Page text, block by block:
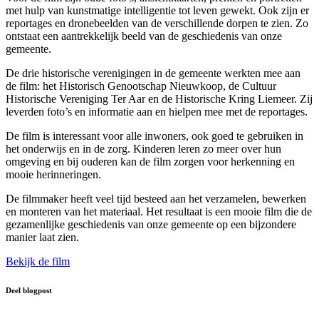
met hulp van kunstmatige intelligentie tot leven gewekt. Ook zijn er
reportages en dronebeelden van de verschillende dorpen te zien. Zo
ontstaat een aantrekkelijk beeld van de geschiedenis van onze
gemeente.
De drie historische verenigingen in de gemeente werkten mee aan
de film: het Historisch Genootschap Nieuwkoop, de Cultuur
Historische Vereniging Ter Aar en de Historische Kring Liemeer. Zij
leverden foto’s en informatie aan en hielpen mee met de reportages.
De film is interessant voor alle inwoners, ook goed te gebruiken in
het onderwijs en in de zorg. Kinderen leren zo meer over hun
omgeving en bij ouderen kan de film zorgen voor herkenning en
mooie herinneringen.
De filmmaker heeft veel tijd besteed aan het verzamelen, bewerken
en monteren van het materiaal. Het resultaat is een mooie film die de
gezamenlijke geschiedenis van onze gemeente op een bijzondere
manier laat zien.
Bekijk de film
Deel blogpost